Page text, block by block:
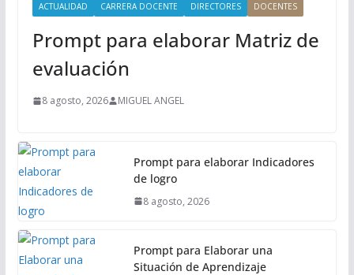
ACTUALIDAD CARRERA DOCENTE DIRECTORES DOCENTES
Prompt para elaborar Matriz de
evaluación
8 agosto, 2026 MIGUEL ANGEL
Prompt para elaborar Indicadores
de logro
8 agosto, 2026
Prompt para Elaborar una
Situación de Aprendizaje